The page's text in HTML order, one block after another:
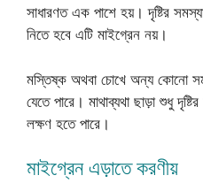
সাধারণত এক পাশে হয়। দৃষ্টির
নিতে হবে এটি মাইগ্রেন নয়।
মস্তিষ্ক অথবা চোখে অন্য কোনো
যেতে পারে। মাথাব্যথা ছাড়া শুধু
লক্ষণ হতে পারে।
মাইগ্রেন এড়াতে করণীয়